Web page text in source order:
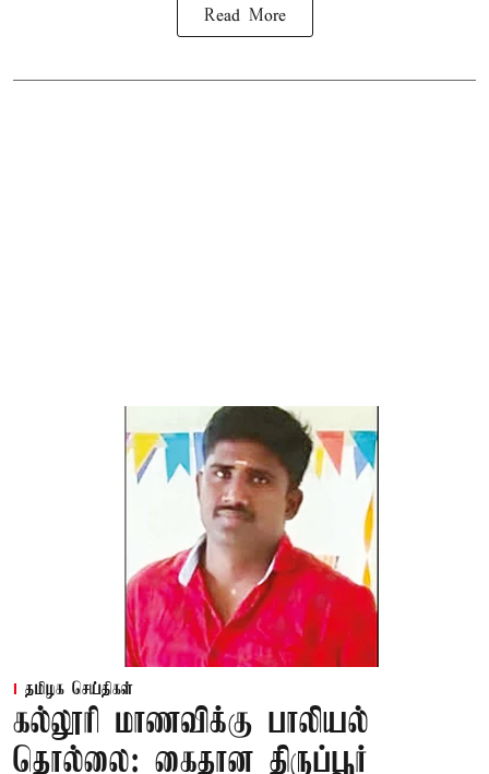
Read More
தமிழக செய்திகள்
கல்லூரி மாணவிக்கு பாலியல்
தொல்லை: கைதான திருப்பூர்